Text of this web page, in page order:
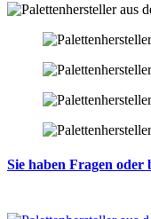
Sie haben Fragen oder